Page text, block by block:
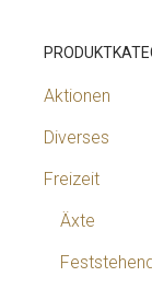
Aktionen
Diverses
Freizeit
Äxte